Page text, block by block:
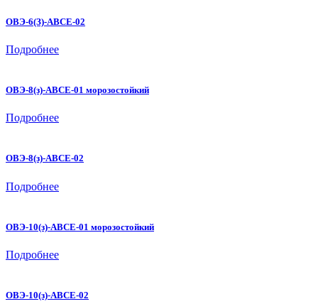
ОВЭ-6(З)-АВСЕ-02
Подробнее
ОВЭ-8(з)-АВСЕ-01 морозостойкий
Подробнее
ОВЭ-8(з)-АВСЕ-02
Подробнее
ОВЭ-10(з)-АВСЕ-01 морозостойкий
Подробнее
ОВЭ-10(з)-АВСЕ-02